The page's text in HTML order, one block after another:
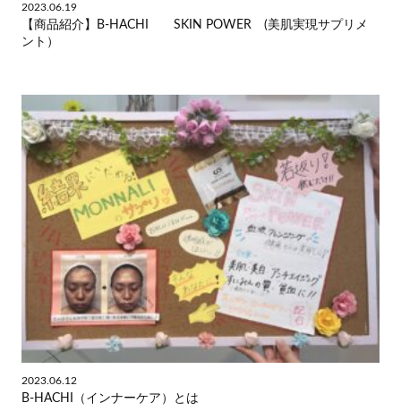
2023.06.19
【商品紹介】B-HACHI SKIN POWER (美肌実現サプリメ
ント）
2023.06.12
B-HACHI（インナーケア）とは